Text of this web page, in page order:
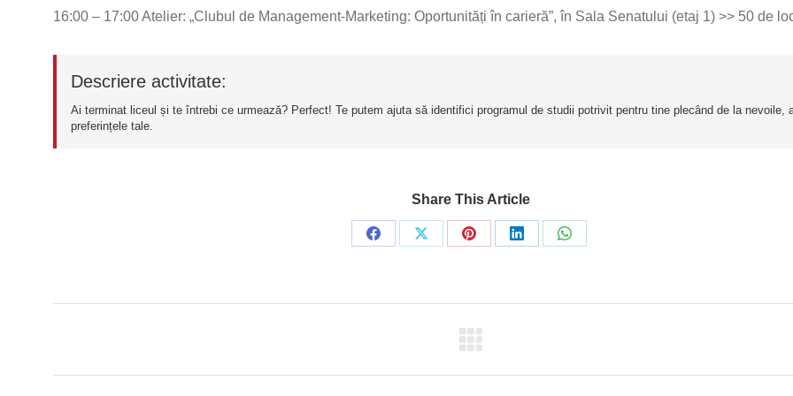
16:00 – 17:00 Atelier: „Clubul de Management-Marketing: Oportunități în carieră”, în Sala Senatului (etaj 1) >> 50 de
Descriere activitate:
Ai terminat liceul și te întrebi ce urmează? Perfect! Te putem ajuta să identifici programul de studii potrivit pentru tine plecând de la nevoile,
preferințele tale.
Share This Article
Share
Share
Share
Share
Share